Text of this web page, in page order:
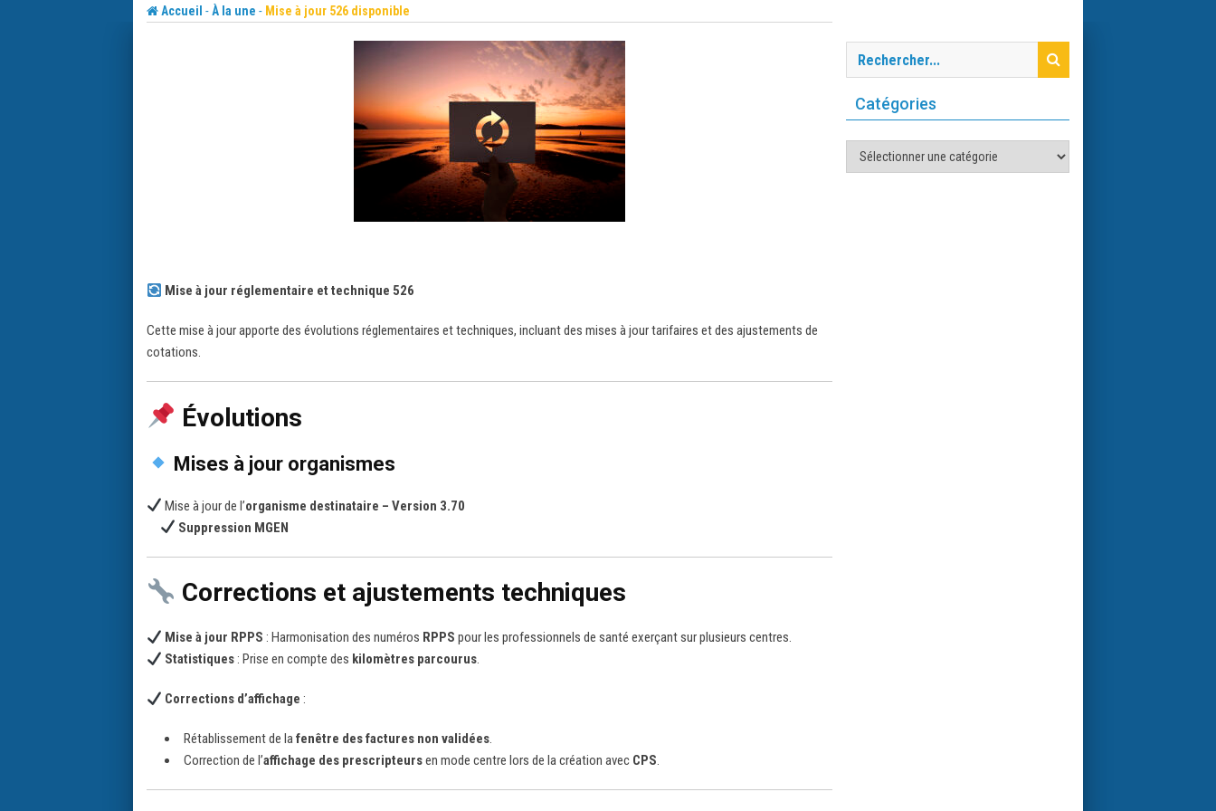
Accueil -À la une - Mise à jour 526 disponible
Mise à jour réglementaire et technique 526
Cette mise à jour apporte des évolutions réglementaires et techniques, incluant des mises à jour tarifaires et des ajustements de
cotations.
Évolutions
Mises à jour organismes
Mise à jour de l’organisme destinataire – Version 3.70
Suppression MGEN
Corrections et ajustements techniques
Mise à jour RPPS : Harmonisation des numéros RPPS pour les professionnels de santé exerçant sur plusieurs centres.
Statistiques : Prise en compte des kilomètres parcourus.
Corrections d’affichage :
Rétablissement de lafenêtre des factures non validées.
Correction de l’affichage des prescripteursen mode centre lors de la création avec CPS.
Catégories
Catégories